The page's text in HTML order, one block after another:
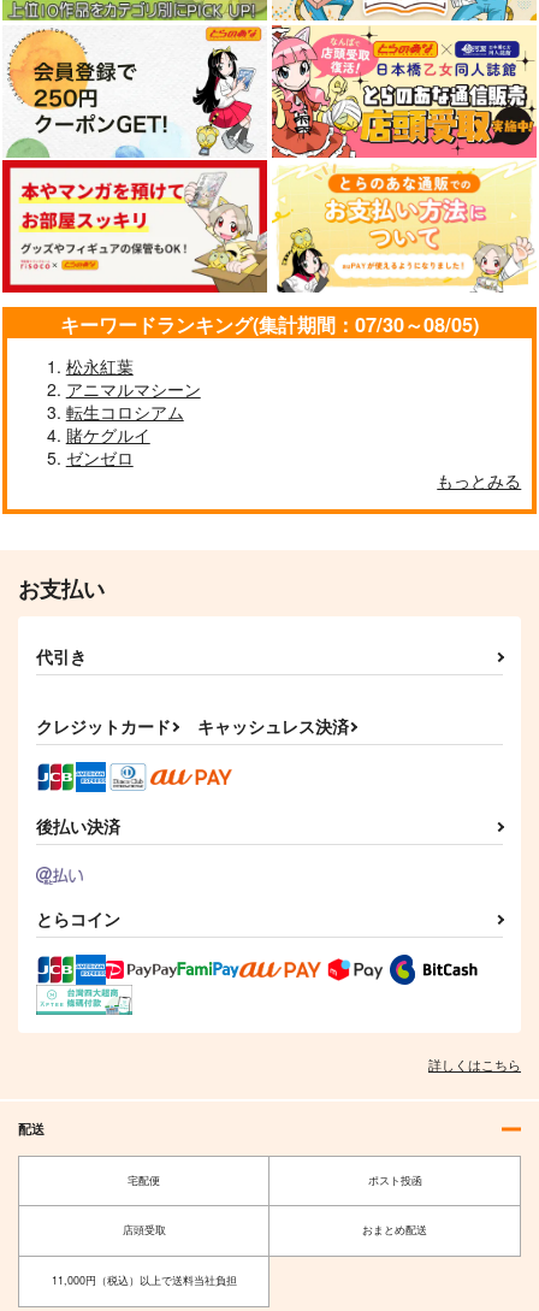
キーワードランキング(集計期間：07/30～08/05)
松永紅葉
アニマルマシーン
転生コロシアム
賭ケグルイ
ゼンゼロ
もっとみる
お支払い
代引き
クレジットカード キャッシュレス決済
後払い決済
とらコイン
詳しくはこちら
配送
宅配便 ポスト投函
店頭受取 おまとめ配送
11,000円（税込）以上で送料当社負担